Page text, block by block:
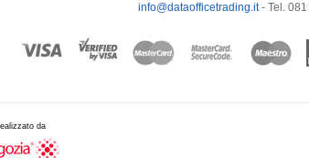
info@dataofficetrading.it- Tel. 081
da